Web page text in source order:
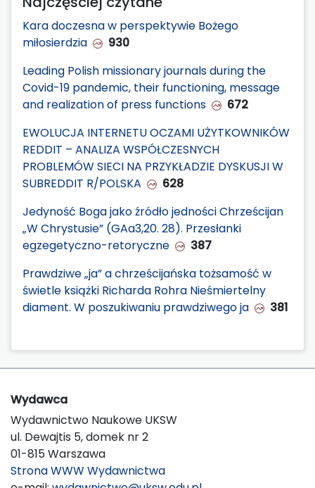
Kara doczesna w perspektywie Bożego
miłosierdzia
930
Leading Polish missionary journals during the
Covid-19 pandemic, their functioning, message
and realization of press functions
672
EWOLUCJA INTERNETU OCZAMI UŻYTKOWNIKÓW
REDDIT – ANALIZA WSPÓŁCZESNYCH
PROBLEMÓW SIECI NA PRZYKŁADZIE DYSKUSJI W
SUBREDDIT R/POLSKA
628
Jedyność Boga jako źródło jedności Chrześcijan
„W Chrystusie” (GAa3,20. 28). Przesłanki
egzegetyczno-retoryczne
387
Prawdziwe „ja” a chrześcijańska tożsamość w
świetle książki Richarda Rohra Nieśmiertelny
diament. W poszukiwaniu prawdziwego ja
381
Wydawca
Wydawnictwo Naukowe UKSW
ul. Dewajtis 5, domek nr 2
01-815 Warszawa
Strona WWW Wydawnictwa